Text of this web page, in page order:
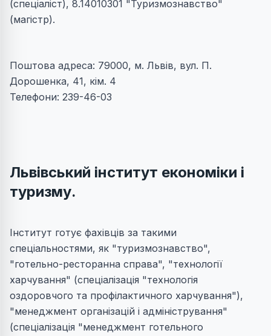
(спеціаліст), 8.14010301 "Туризмознавство"
(магістр).
Поштова адреса: 79000, м. Львiв, вул. П.
Дорошенка, 41, кім. 4
Телефони: 239-46-03
Львівський інститут економіки і
туризму.
Інститут готує фахівців за такими
спеціальностями, як "туризмознавство",
"готельно-ресторанна справа", "технології
харчування" (спеціалізація "технологія
оздоровчого та профілактичного харчування"),
"менеджмент організацій і адміністрування"
(спеціалізація "менеджмент готельного